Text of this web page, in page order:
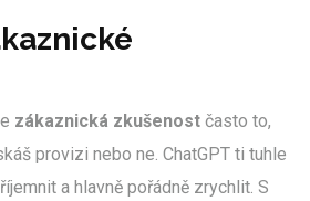
zákaznická zkušenost často to,
provizi nebo ne. ChatGPT ti tuhle
a hlavně pořádně zrychlit. S